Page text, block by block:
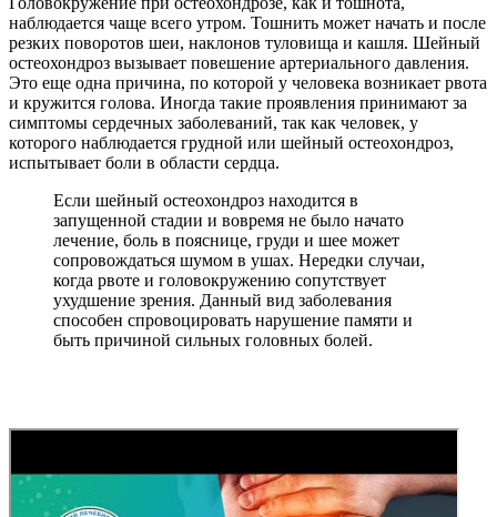
наблюдается чаще всего утром. Тошнить может начать и после
резких поворотов шеи, наклонов туловища и кашля. Шейный
остеохондроз вызывает повешение артериального давления.
Это еще одна причина, по которой у человека возникает рвота
и кружится голова. Иногда такие проявления принимают за
симптомы сердечных заболеваний, так как человек, у
которого наблюдается грудной или шейный остеохондроз,
испытывает боли в области сердца.
Если шейный остеохондроз находится в
запущенной стадии и вовремя не было начато
лечение, боль в пояснице, груди и шее может
сопровождаться шумом в ушах. Нередки случаи,
когда рвоте и головокружению сопутствует
ухудшение зрения. Данный вид заболевания
способен спровоцировать нарушение памяти и
быть причиной сильных головных болей.